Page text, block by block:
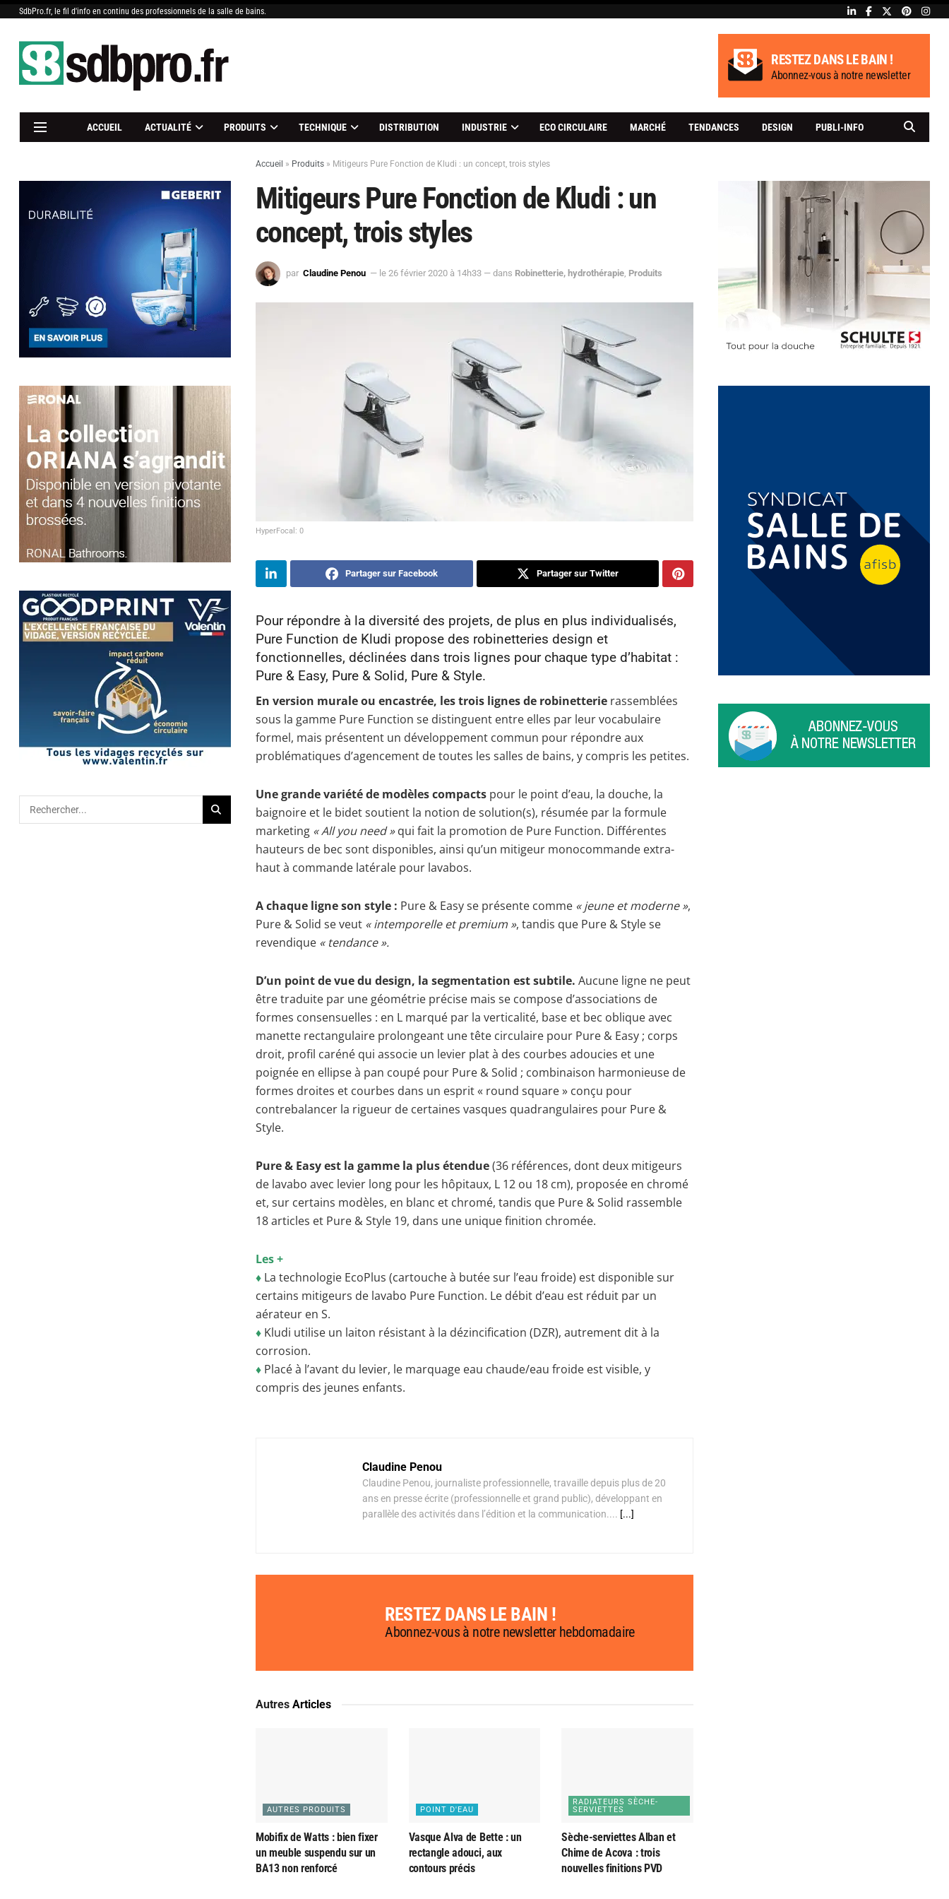
SdbPro.fr, le fil d'info en continu des professionnels de la salle de bains.
RESTEZ DANS LE BAIN !
Abonnez-vous à notre newsletter
ACCUEIL ACTUALITÉ PRODUITS TECHNIQUE DISTRIBUTION INDUSTRIE ECO CIRCULAIRE MARCHÉ TENDANCES DESIGN PUBLI-INFO
Accueil » Produits » Mitigeurs Pure Fonction de Kludi : un concept, trois styles
Mitigeurs Pure Fonction de Kludi : un
concept, trois styles
par Claudine Penou — le 26 février 2020 à 14h33 — dans Robinetterie, hydrothérapie Produits
HyperFocal: 0
Partager sur Facebook Partager sur Twitter
Pour répondre à la diversité des projets, de plus en plus individualisés,
Pure Function de Kludi propose des robinetteries design et
fonctionnelles, déclinées dans trois lignes pour chaque type d’habitat :
Pure & Easy, Pure & Solid, Pure & Style.
En version murale ou encastrée, les trois lignes de robinetterie rassemblées
sous la gamme Pure Function se distinguent entre elles par leur vocabulaire
formel, mais présentent un développement commun pour répondre aux
problématiques d’agencement de toutes les salles de bains, y compris les petites.
Une grande variété de modèles compacts pour le point d’eau, la douche, la
baignoire et le bidet soutient la notion de solution(s), résumée par la formule
marketing « All you need »qui fait la promotion de Pure Function. Différentes
hauteurs de bec sont disponibles, ainsi qu’un mitigeur monocommande extra-
haut à commande latérale pour lavabos.
A chaque ligne son style : Pure & Easy se présente comme «jeune et moderne »,
Pure & Solid se veut « intemporelle et premium », tandis que Pure & Style se
revendique « tendance ».
D’un point de vue du design, la segmentation est subtile. Aucune ligne ne peut
être traduite par une géométrie précise mais se compose d’associations de
formes consensuelles : en L marqué par la verticalité, base et bec oblique avec
manette rectangulaire prolongeant une tête circulaire pour Pure & Easy ; corps
droit, profil caréné qui associe un levier plat à des courbes adoucies et une
poignée en ellipse à pan coupé pour Pure & Solid ; combinaison harmonieuse de
formes droites et courbes dans un esprit « round square » conçu pour
contrebalancer la rigueur de certaines vasques quadrangulaires pour Pure &
Style.
Pure & Easy est la gamme la plus étendue(36 références, dont deux mitigeurs
de lavabo avec levier long pour les hôpitaux, L 12 ou 18 cm), proposée en chromé
et, sur certains modèles, en blanc et chromé, tandis que Pure & Solid rassemble
18 articles et Pure & Style 19, dans une unique finition chromée.
Les +
♦ La technologie EcoPlus (cartouche à butée sur l’eau froide) est disponible sur
certains mitigeurs de lavabo Pure Function. Le débit d’eau est réduit par un
aérateur en S.
♦ Kludi utilise un laiton résistant à la dézincification (DZR), autrement dit à la
corrosion.
♦ Placé à l’avant du levier, le marquage eau chaude/eau froide est visible, y
compris des jeunes enfants.
Claudine Penou
Claudine Penou, journaliste professionnelle, travaille depuis plus de 20
ans en presse écrite (professionnelle et grand public), développant en
parallèle des activités dans l’édition et la communication.... [...]
RESTEZ DANS LE BAIN !
Abonnez-vous à notre newsletter hebdomadaire
Autres Articles
AUTRES PRODUITS
Mobifix de Watts : bien fixer
un meuble suspendu sur un
BA13 non renforcé
POINT D'EAU
Vasque Alva de Bette : un
rectangle adouci, aux
contours précis
RADIATEURS SÈCHE-
SERVIETTES
Sèche-serviettes Alban et
Chime de Acova : trois
nouvelles finitions PVD